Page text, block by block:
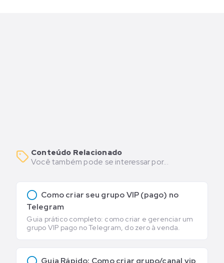
Conteúdo Relacionado
Você também pode se interessar por...
Como criar seu grupo VIP (pago) no
Telegram
Guia prático completo: como criar e gerenciar um
grupo VIP pago no Telegram, do zero à venda.